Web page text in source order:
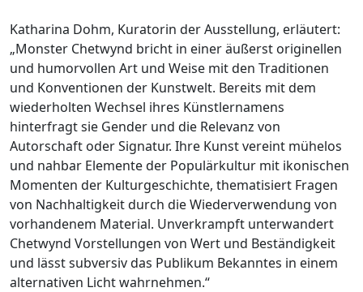
Katharina Dohm, Kuratorin der Ausstellung, erläutert:
„Monster Chetwynd bricht in einer äußerst originellen
und humorvollen Art und Weise mit den Traditionen
und Konventionen der Kunstwelt. Bereits mit dem
wiederholten Wechsel ihres Künstlernamens
hinterfragt sie Gender und die Relevanz von
Autorschaft oder Signatur. Ihre Kunst vereint mühelos
und nahbar Elemente der Populärkultur mit ikonischen
Momenten der Kulturgeschichte, thematisiert Fragen
von Nachhaltigkeit durch die Wiederverwendung von
vorhandenem Material. Unverkrampft unterwandert
Chetwynd Vorstellungen von Wert und Beständigkeit
und lässt subversiv das Publikum Bekanntes in einem
alternativen Licht wahrnehmen.“